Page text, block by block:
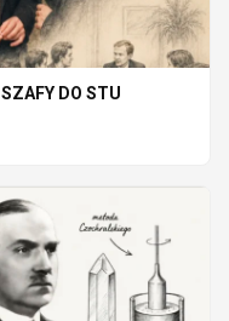
DO STU